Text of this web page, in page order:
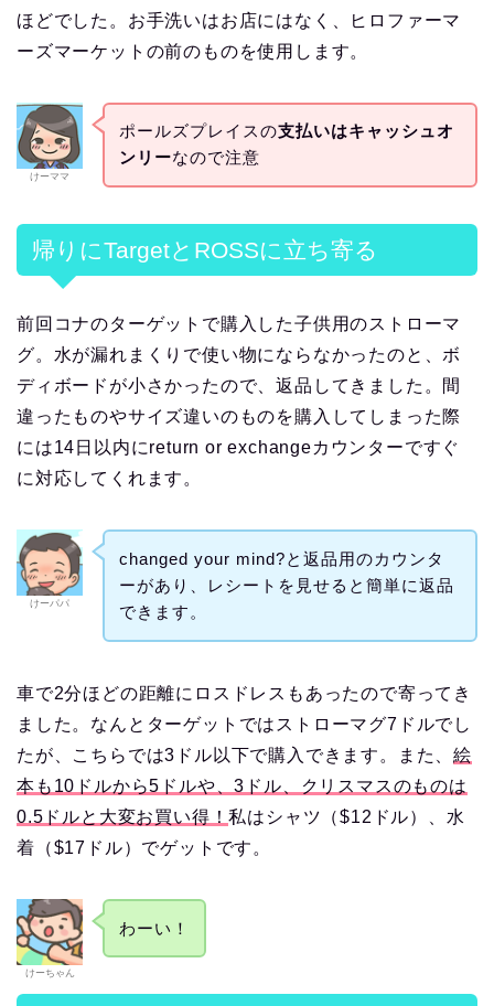
ほどでした。お手洗いはお店にはなく、ヒロファーマ
ーズマーケットの前のものを使用します。
けーママ
ポールズプレイスの支払いはキャッシュオ
ンリーなので注意
帰りにTargetとROSSに立ち寄る
前回コナのターゲットで購入した子供用のストローマ
グ。水が漏れまくりで使い物にならなかったのと、ボ
ディボードが小さかったので、返品してきました。間
違ったものやサイズ違いのものを購入してしまった際
には14日以内にreturn or exchangeカウンターですぐ
に対応してくれます。
けーパパ
changed your mind?と返品用のカウンタ
ーがあり、レシートを見せると簡単に返品
できます。
車で2分ほどの距離にロスドレスもあったので寄ってき
ました。なんとターゲットではストローマグ7ドルでし
たが、こちらでは3ドル以下で購入できます。また、絵
本も10ドルから5ドルや、3ドル、クリスマスのものは
0.5ドルと大変お買い得！私はシャツ（$12ドル）、水
着（$17ドル）でゲットです。
けーちゃん
わーい！